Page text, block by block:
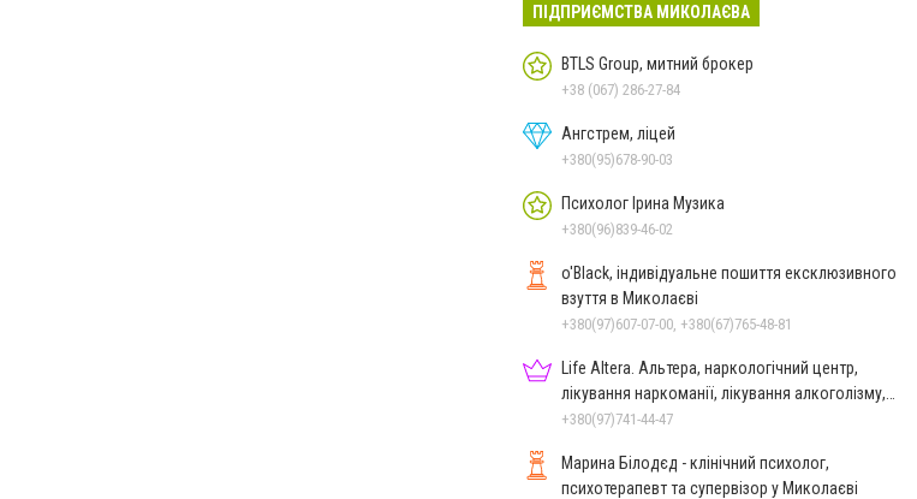
ПІДПРИЄМСТВА МИКОЛАЄВА
BTLS Group, митний брокер
+38 (067) 286-27-84
Ангстрем, ліцей
+380(95)678-90-03
Психолог Ірина Музика
+380(96)839-46-02
o'Black, індивідуальне пошиття ексклюзивного
взуття в Миколаєві
+380(97)607-07-00, +380(67)765-48-81
Life Altera. Альтера, наркологічний центр,
лікування наркоманії, лікування алкоголізму,
зняття ломки
+380(97)741-44-47
Марина Білодєд - клінічний психолог,
психотерапевт та супервізор у Миколаєві